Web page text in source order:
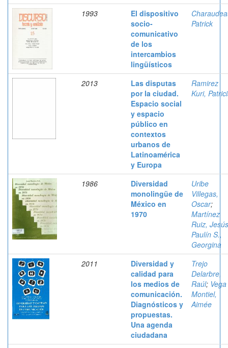
1993
El dispositivo
socio-
comunicativo
de los
intercambios
lingüísticos
Patrick
2013
Las disputas
por la ciudad.
Espacio social
y espacio
público en
contextos
urbanos de
Latinoamérica
y Europa
Ramirez
Kuri,
1986
Diversidad
monolingüe de
México en
1970
Uribe
Villegas,
Oscar;
Martínez
Ruiz, Jesús
Paulín S.,
Georgina
2011
Diversidad y
calidad para
los medios de
comunicación.
Diagnósticos y
propuestas.
Una agenda
ciudadana
Trejo
Delarbre,
Raúl; Vega
Montiel,
Aimée